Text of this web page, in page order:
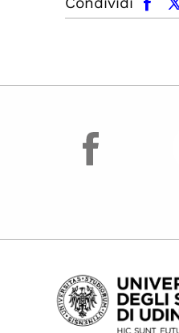
facebook